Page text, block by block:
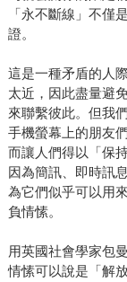
「永不斷線」不僅
證。
這是一種矛盾的人
太近，因此盡量避
來聯繫彼此。但我
手機螢幕上的朋友
而讓人們得以「保
因為簡訊、即時訊
為它們似乎可以用
負情愫。
用英國社會學家包
情愫可以說是「解